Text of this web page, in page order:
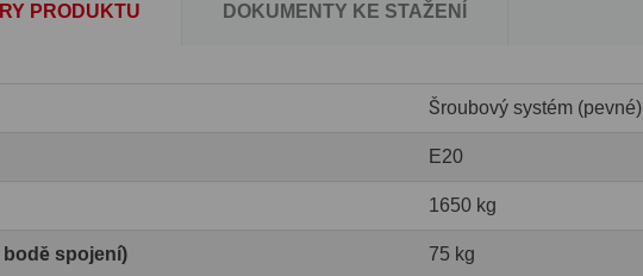
PRODUKTU DOKUMENTY KE STAŽENÍ
Šroubový systém (pevné)
E20
1650 kg
spojení) 75 kg